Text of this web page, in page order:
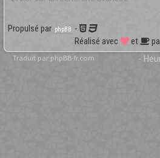
Propulsé par phpBB -
Réalisé avec
et
Traduit par phpBB-fr.com -